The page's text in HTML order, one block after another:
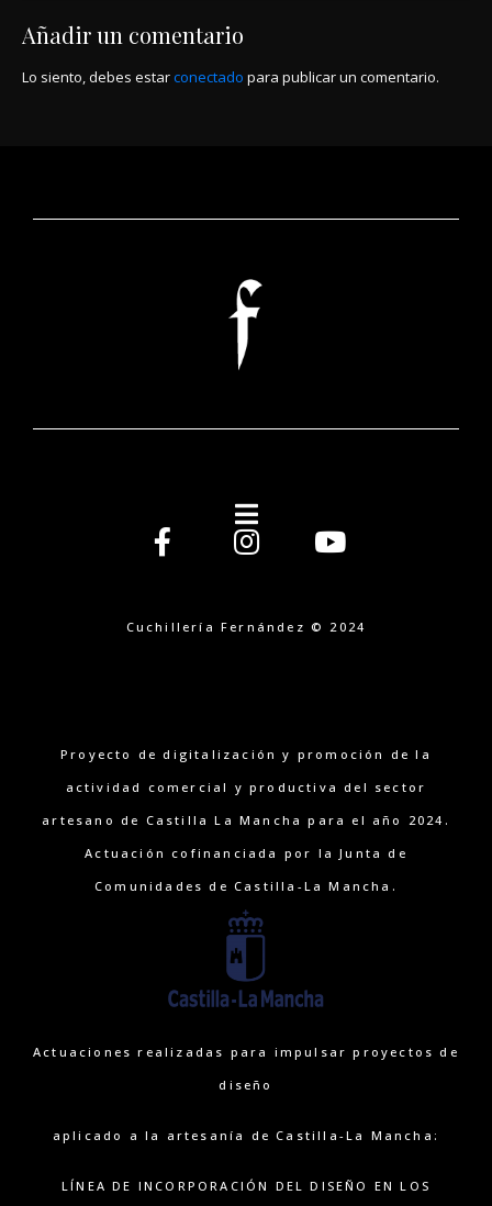
Añadir un comentario
Lo siento, debes estarconectado para publicar un comentario.
Cuchillería Fernández © 2024
Proyecto de digitalización y promoción de la
actividad comercial y productiva del sector
artesano de Castilla La Mancha para el año 2024.
Actuación cofinanciada por la Junta de
Comunidades de Castilla-La Mancha.
Actuaciones realizadas para impulsar proyectos de
diseño
aplicado a la artesanía de Castilla-La Mancha:
LÍNEA DE INCORPORACIÓN DEL DISEÑO EN LOS